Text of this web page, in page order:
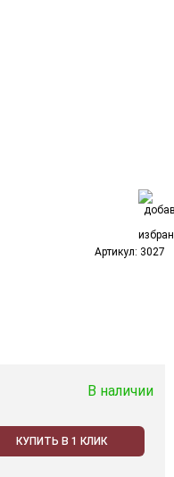
Артикул: 3027
В наличии
КУПИТЬ В 1 КЛИК